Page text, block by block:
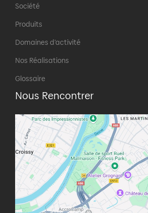
Société
Produits
Domaines d’activité
Nos Réalisations
Glossaire
Nous Rencontrer